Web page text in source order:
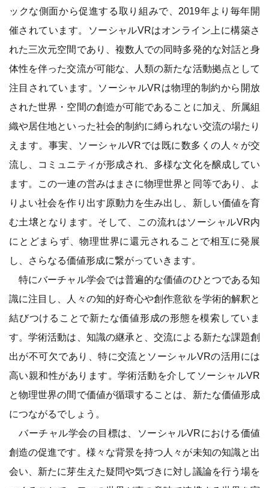
ックな側面から促進する取り組みで、2019年より毎年開
催されています。ソーシャルVRはオンライン上に構築さ
れた三次元空間であり、複数人での同時多発的な対話と身
体性を伴った交流が可能な、人類の新たな活動拠点として
注目されています。ソーシャルVRは物理的制約から開放
された世界・空間の創造が可能であることに加え、所属組
織や居住地といった社会的制約に縛られない交流の場たり
えます。事実、ソーシャルVRでは既に数多くの人々が交
流し、コミュニティが形成され、多様な文化を醸成してい
ます。この一連の営みはまさに物理世界と同等であり、よ
りよい社会を作り出す原動力を生み出し、新しい価値を育
む土壌となります。そして、この流れはソーシャルVR内
にとどまらず、物理世界に還元されることで相互に発展
し、さらなる価値形成に繋がっていきます。
特にバーチャル学会では普遍的な価値のひとつである知
識に注目し、人々の知的好奇心や創作意欲を学術的解釈と
結びつけることで新たな価値形成の形態を模索していま
す。学術活動は、知識の継承と、交流による新たな課題創
出が不可欠であり、特に交流とソーシャルVRの活用には
高い親和性があります。学術活動を介してソーシャルVR
と物理世界の間で価値が循環することは、新たな価値形成
につながるでしょう。
バーチャル学会の目標は、ソーシャルVRにおける価値
創造の促進です。様々な背景を持つ人々が未知の知識と出
会い、新たに芽生えた疑問や気づきに対し議論を行う場を